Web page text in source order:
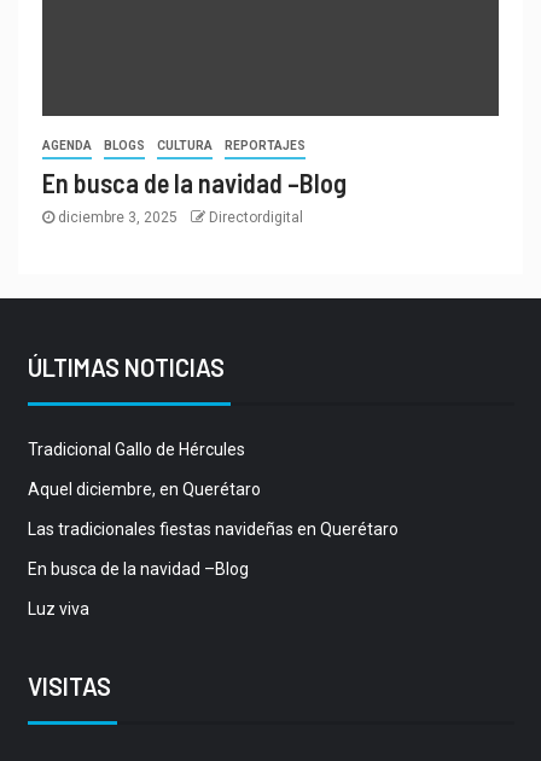
AGENDA BLOGS CULTURA REPORTAJES
En busca de la navidad –Blog
diciembre 3, 2025 Directordigital
ÚLTIMAS NOTICIAS
Tradicional Gallo de Hércules
Aquel diciembre, en Querétaro
Las tradicionales fiestas navideñas en Querétaro
En busca de la navidad –Blog
Luz viva
VISITAS